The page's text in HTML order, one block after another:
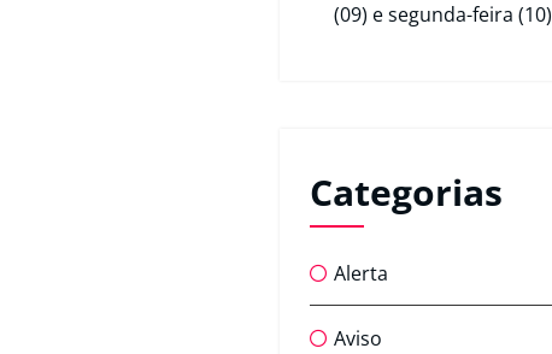
(09) e segunda-feira (10)
Categorias
Alerta
Aviso